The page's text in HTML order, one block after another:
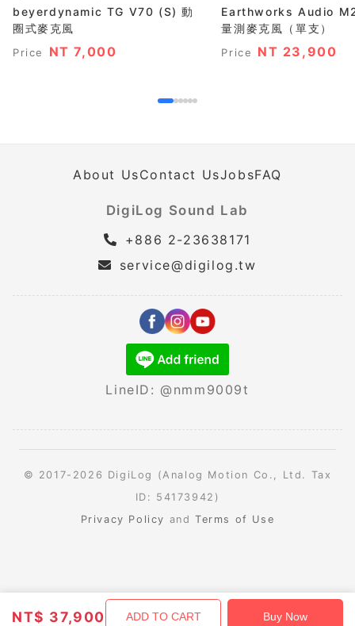
NT$ 37,900 ADD TO CART Buy Now
beyerdynamic TG V70 (S) 動
圈式麥克風
Price NT 7,000
Earthworks Audio
量測麥克風（單支）
Price NT 23,900
About UsContact UsJobsFAQ
DigiLog Sound Lab
+886 2-23638171
service@digilog.tw
LineID: @nmm9009t
© 2017-2026 DigiLog (Analog Motion Co., Ltd. Tax
ID: 54173942)
Privacy Policy andTerms of Use